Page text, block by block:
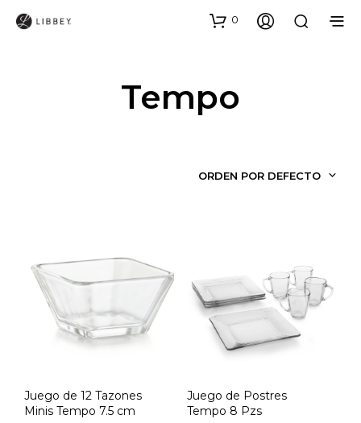
0
Tempo
ORDEN POR DEFECTO
Juego de 12 Tazones
Minis Tempo 7.5 cm
Juego de Postres
Tempo 8 Pzs